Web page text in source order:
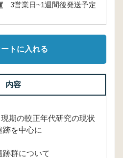
3営業日~1週間後発送予定
ートに入れる
内容
期の較正年代研究の現状
を中心に
群について